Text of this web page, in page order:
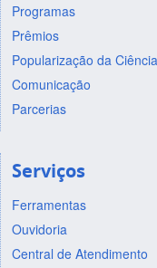
Programas
Prêmios
Popularização da Ciência
Comunicação
Parcerias
Serviços
Ferramentas
Ouvidoria
Central de Atendimento